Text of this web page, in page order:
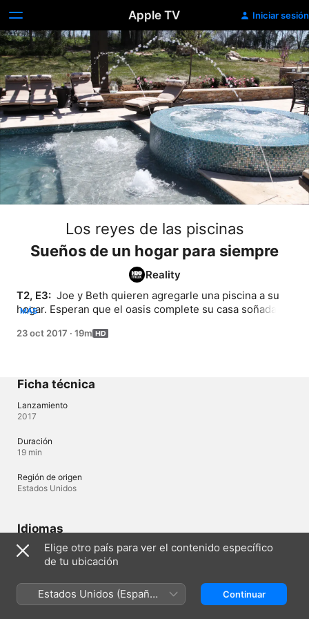
Apple TV Iniciar sesión
Los reyes de las piscinas
Sueños de un hogar para siempre
Reality
T2, E3: Joe y Beth quieren agregarle una piscina a su
hogar. Esperan que el oasis complete su casa soñada y
MÁS
23 oct 2017 · 19m
Ficha técnica
Lanzamiento
2017
Duración
19 min
Región de origen
Estados Unidos
Idiomas
Audio original
Panamá English (UK)
Elige otro país para ver el contenido específico
de tu ubicación
Estados Unidos (Español
México)
Continuar